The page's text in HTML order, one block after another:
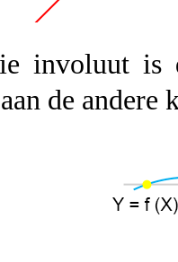
involuut is
de